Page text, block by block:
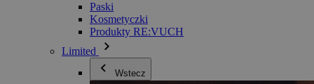
Paski
Kosmetyczki
Produkty RE:VUCH
Limited
Wstecz